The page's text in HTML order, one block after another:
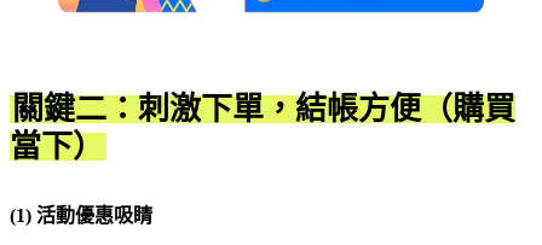
關鍵二：刺激下單，結帳方便（購買
當下）
(1) 活動優惠吸睛